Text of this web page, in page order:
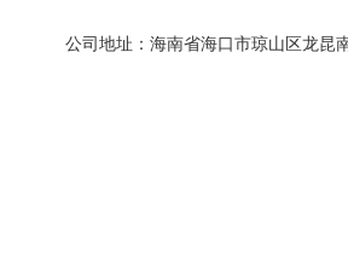
公司地址：海南省海口市琼山区龙昆